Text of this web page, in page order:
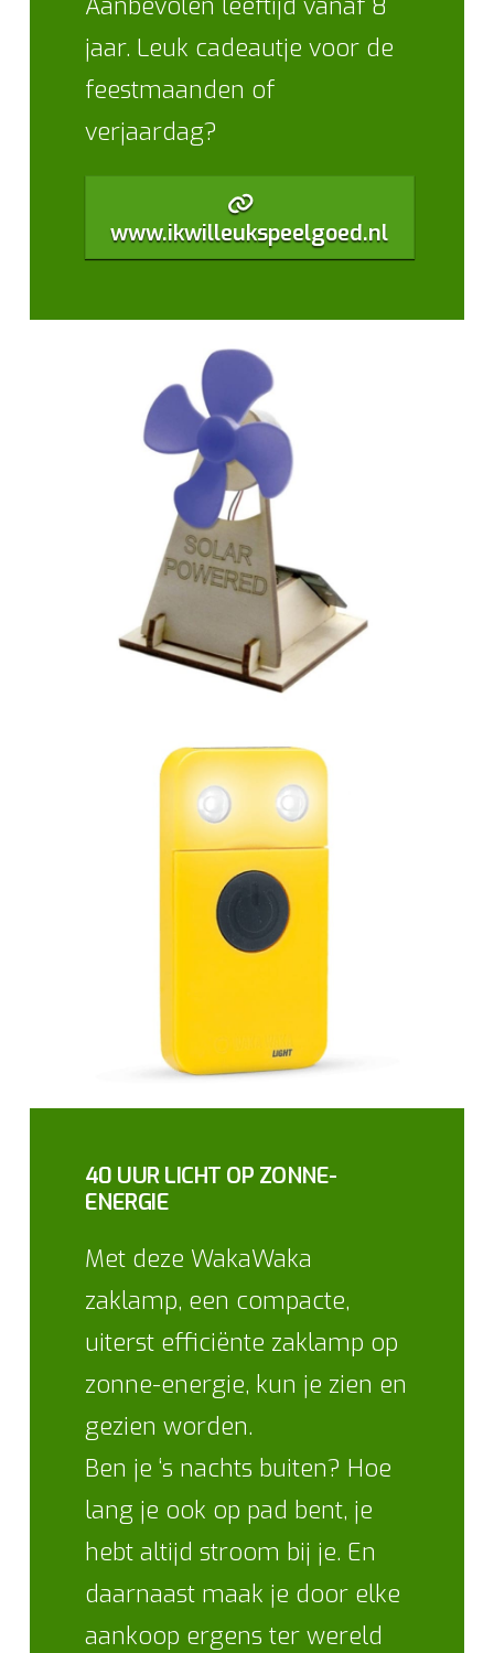
Aanbevolen leeftijd vanaf 8
jaar. Leuk cadeautje voor de
feestmaanden of
verjaardag?
www.ikwilleukspeelgoed.nl
40 UUR LICHT OP ZONNE-
ENERGIE
Met deze WakaWaka
zaklamp, een compacte,
uiterst efficiënte zaklamp op
zonne-energie, kun je zien en
gezien worden.
Ben je ‘s nachts buiten? Hoe
lang je ook op pad bent, je
hebt altijd stroom bij je. En
daarnaast maak je door elke
aankoop ergens ter wereld